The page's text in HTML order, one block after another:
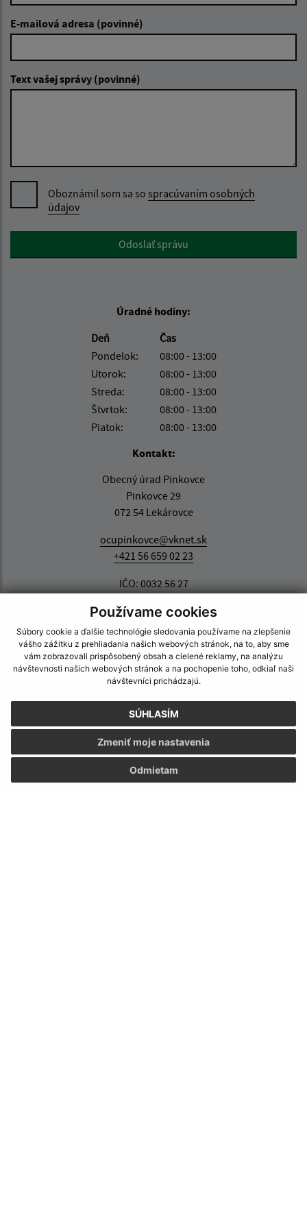
Používame cookies
Súbory cookie a ďalšie technológie sledovania používame na zlepšenie
vášho zážitku z prehliadania našich webových stránok, na to, aby sme
vám zobrazovali prispôsobený obsah a cielené reklamy, na analýzu
návštevnosti našich webových stránok a na pochopenie toho, odkiaľ naši
návštevníci prichádzajú.
SÚHLASÍM
Odmietam
Zmeniť moje nastavenia
E-mailová adresa (povinné)
Text vašej správy (povinné)
Oboznámil som sa so spracúvaním osobných
údajov
Google reCaptcha ResponseOdoslať správu
Úradné hodiny:
Deň
Čas
Pondelok:
08:00 - 13:00
Utorok:
08:00 - 13:00
Streda:
08:00 - 13:00
Štvrtok:
08:00 - 13:00
Piatok:
08:00 - 13:00
Kontakt:
Obecný úrad Pinkovce
Pinkovce 29
072 54 Lekárovce
ocupinkovce@vknet.sk
+421 56 659 02 23
IČO: 0032 56 27